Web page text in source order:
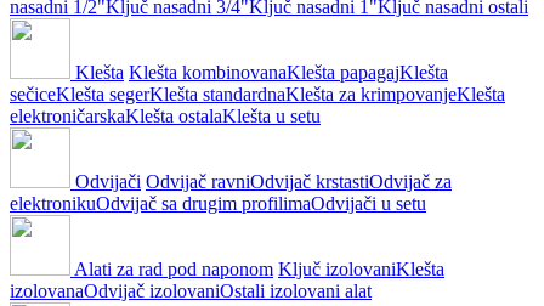
nasadni 1/2"Ključ nasadni 3/4"Ključ nasadni 1"Ključ nasadni ostali
Klešta Klešta kombinovanaKlešta papagajKlešta
sečiceKlešta segerKlešta standardnaKlešta za krimpovanjeKlešta
elektroničarskaKlešta ostalaKlešta u setu
Odvijači Odvijač ravniOdvijač krstastiOdvijač za
elektronikuOdvijač sa drugim profilimaOdvijači u setu
Alati za rad pod naponom Ključ izolovaniKlešta
izolovanaOdvijač izolovaniOstali izolovani alat